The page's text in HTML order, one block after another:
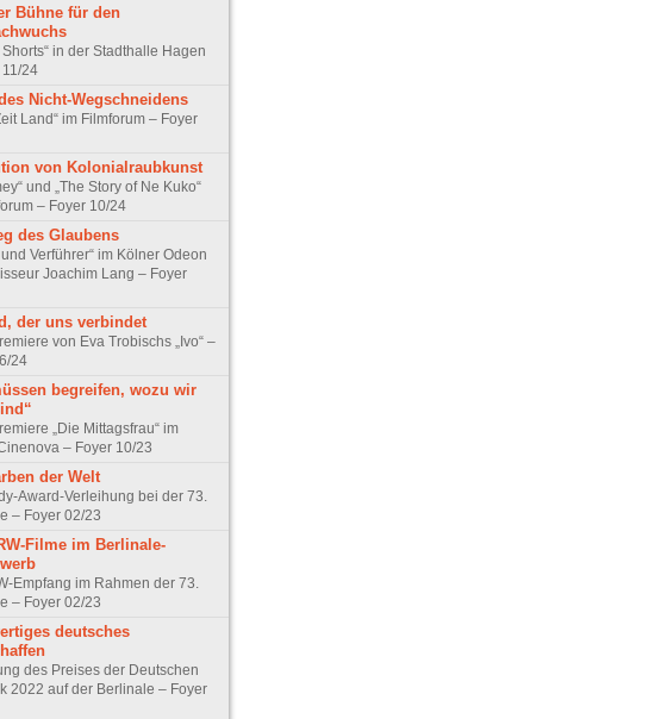
Bühne für den
Shorts“ in der Stadthalle Hagen
24
Nicht-Wegschneidens
Land“ im Filmforum – Foyer
von Kolonialraubkunst
und „The Story of Ne Kuko“
– Foyer 10/24
des Glaubens
Verführer“ im Kölner Odeon
Joachim Lang – Foyer
der uns verbindet
von Eva Trobischs „Ivo“ –
24
begreifen, wozu wir
„Die Mittagsfrau“ im
– Foyer 10/23
der Welt
Award-Verleihung bei der 73.
– Foyer 02/23
Filme im Berlinale-
Empfang im Rahmen der 73.
– Foyer 02/23
deutsches
des Preises der Deutschen
2022 auf der Berlinale – Foyer